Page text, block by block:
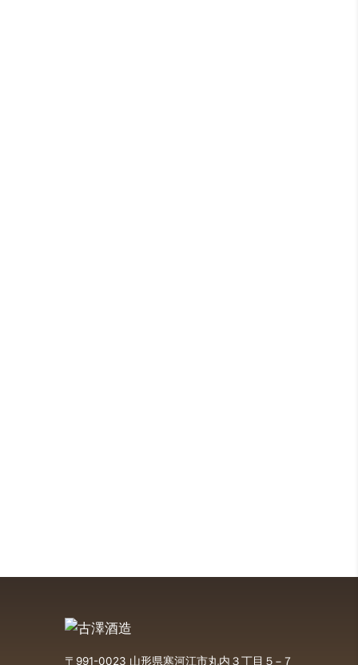
〒991-0023 山形県寒河江市丸内３丁目５−７